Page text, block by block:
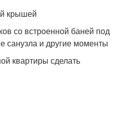
крышей
со встроенной баней под
и другие моменты